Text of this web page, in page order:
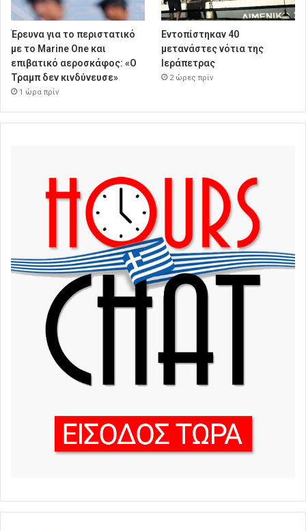
Έρευνα για το περιστατικό
με το Marine One και
επιβατικό αεροσκάφος: «Ο
Τραμπ δεν κινδύνευσε»
1 ώρα πρίν
Εντοπίστηκαν 40
μετανάστες νότια της
Ιεράπετρας
2 ώρες πρίν